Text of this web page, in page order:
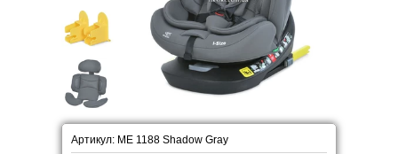
Артикул: ME 1188 Shadow Gray